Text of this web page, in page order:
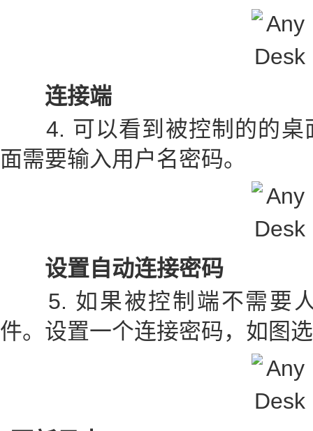
连接端
4. 可以看到被控制的的桌
面需要输入用户名密码。
设置自动连接密码
5. 如果被控制端不需要人
件。设置一个连接密码，如图